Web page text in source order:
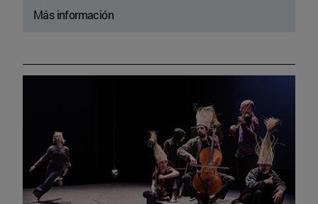
Más información